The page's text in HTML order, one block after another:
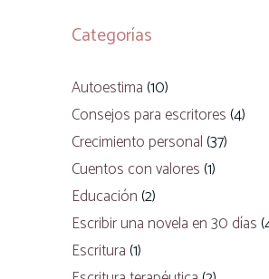
Categorías
Autoestima (10)
Consejos para escritores (4)
Crecimiento personal (37)
Cuentos con valores (1)
Educación (2)
Escribir una novela en 30 días
Escritura (1)